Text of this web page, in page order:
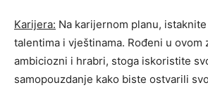
Karijera: Na karijernom planu,
talentima i vještinama. Rođeni u ovom
ambiciozni i hrabri, stoga iskoristite
samopouzdanje kako biste ostvarili